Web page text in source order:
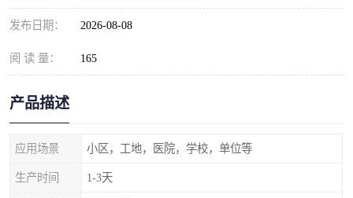
发布日期： 2026-08-08
阅 读 量： 165
产品描述
应用场景 小区，工地，医院，学校，单位等
生产时间 1-3天